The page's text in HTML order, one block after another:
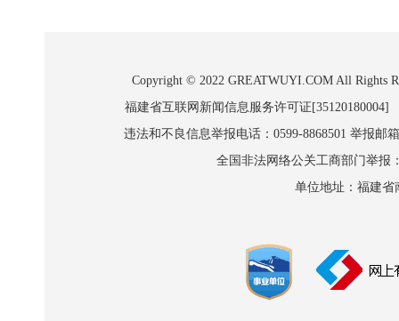
Copyright © 2022 GREATWUYI.COM All Rights
福建省互联网新闻信息服务许可证
违法和不良信息举报电话：0599-8868501 举报邮
全国非法网络公关工商部门举报
单位地址：福建省